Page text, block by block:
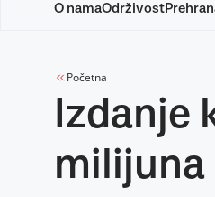
O namaOdrživost
Početna
Izdanje
milijuna